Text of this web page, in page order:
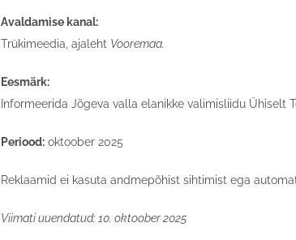
Avaldamise kanal:
Trükimeedia, ajaleht Vooremaa.
Eesmärk:
Informeerida Jõgeva valla elanikke valimisliidu Ühiselt
Periood:oktoober 2025
Reklaamid ei kasuta andmepõhist sihtimist ega
Viimati uuendatud: 10. oktoober 2025